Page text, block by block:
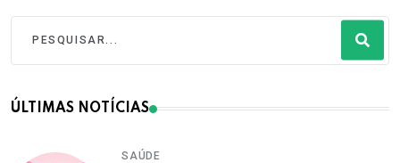
ÚLTIMAS NOTÍCIAS
SAÚDE